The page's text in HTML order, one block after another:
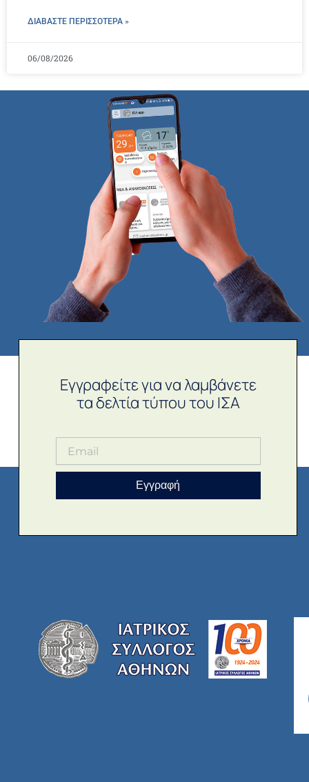
ΔΙΑΒΑΣΤΕ ΠΕΡΙΣΣΌΤΕΡΑ »
06/08/2026
Εγγραφείτε για να λαμβάνετε
τα δελτία τύπου του ΙΣΑ
Εγγραφή